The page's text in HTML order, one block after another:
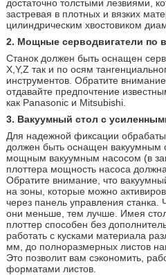
достаточно толстыми лезвиями,
застревая в плотных и вязких
цилиндрическим хвостовиком
2. Мощные серводвигатели по
Станок должен быть оснащен
X,Y,Z так и по осям
инструментов. Обратите
отдавайте предпочтение
как Panasonic и Mitsubishi.
3. Вакуумный стол с
Для надежной фиксации
должен быть оснащен вакуумным
мощным вакуумным насосом (в
плоттера мощность насоса
Обратите внимание, что
на зоны, которые можно
через панель управления
они меньше, тем лучше. Имея
плоттер способен без
работать с кусками материала
мм, до полноразмерных листов
Это позволит вам сэкономить,
форматами листов.